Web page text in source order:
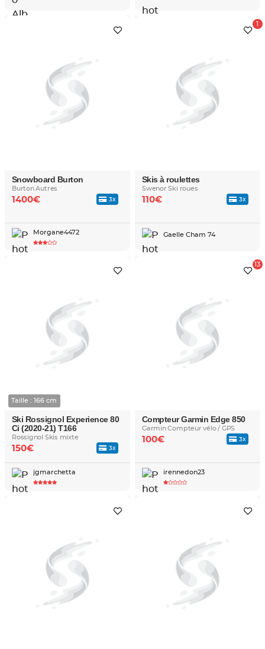
Snowboard Burton
Burton Autres
3x
1400€
Morgane4472
Skis à roulettes
Swenor Ski roues
3x
110€
Gaelle Cham 74
Taille : 166 cm
Ski Rossignol Experience 80
Ci (2020-21) T166
Rossignol Skis mixte
3x
150€
jgmarchetta
Compteur Garmin Edge 850
Garmin Compteur vélo / GPS
3x
100€
irennedon23